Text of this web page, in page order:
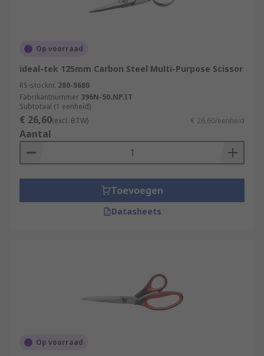
Op voorraad
ideal-tek 125mm Carbon Steel Multi-Purpose Scissor
RS-stocknr. 280-5680
Fabrikantnummer 396N-50.NP.IT
Subtotaal (1 eenheid)
€ 26,60(excl. BTW) € 26,60/eenheid
Aantal
Toevoegen
Datasheets
Op voorraad